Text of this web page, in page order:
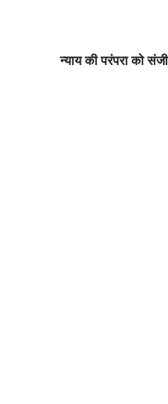
न्याय की परंपरा को